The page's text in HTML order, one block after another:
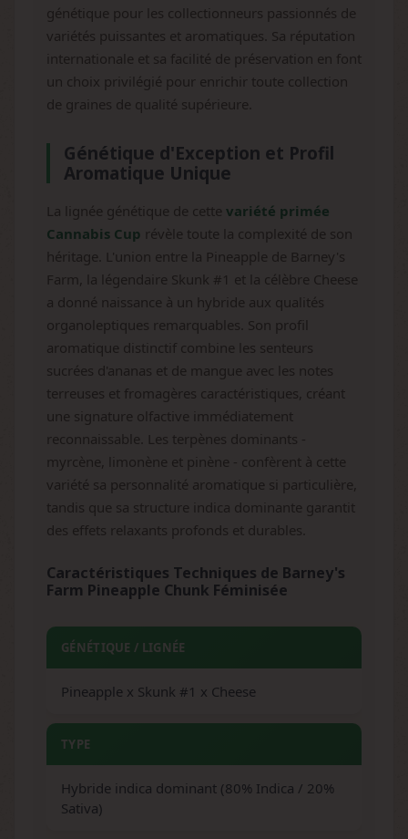
génétique pour les collectionneurs passionnés de
variétés puissantes et aromatiques. Sa réputation
internationale et sa facilité de préservation en font
un choix privilégié pour enrichir toute collection
de graines de qualité supérieure.
Génétique d'Exception et Profil
Aromatique Unique
La lignée génétique de cette variété primée
Cannabis Cup révèle toute la complexité de son
héritage. L'union entre la Pineapple de Barney's
Farm, la légendaire Skunk #1 et la célèbre Cheese
a donné naissance à un hybride aux qualités
organoleptiques remarquables. Son profil
aromatique distinctif combine les senteurs
sucrées d'ananas et de mangue avec les notes
terreuses et fromagères caractéristiques, créant
une signature olfactive immédiatement
reconnaissable. Les terpènes dominants -
myrcène, limonène et pinène - confèrent à cette
variété sa personnalité aromatique si particulière,
tandis que sa structure indica dominante garantit
des effets relaxants profonds et durables.
Caractéristiques Techniques de Barney's
Farm Pineapple Chunk Féminisée
GÉNÉTIQUE / LIGNÉE
Pineapple x Skunk #1 x Cheese
TYPE
Hybride indica dominant (80% Indica / 20%
Sativa)